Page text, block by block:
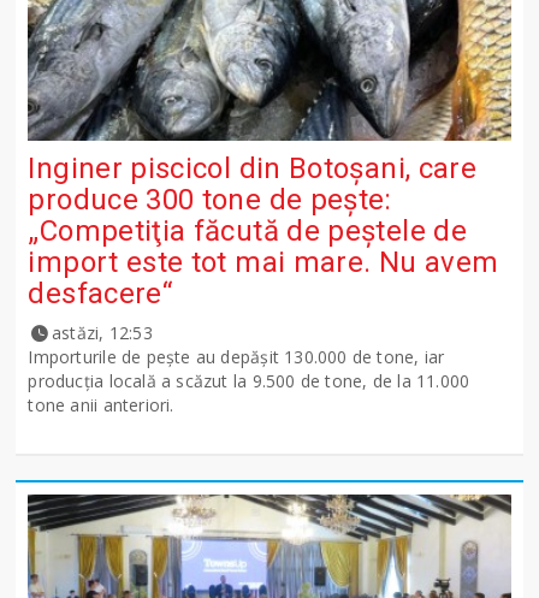
Inginer piscicol din Botoşani, care
produce 300 tone de peşte:
„Competiţia făcută de peştele de
import este tot mai mare. Nu avem
desfacere“
astăzi, 12:53
Importurile de peşte au depăşit 130.000 de tone, iar
producţia locală a scăzut la 9.500 de tone, de la 11.000
tone anii anteriori.